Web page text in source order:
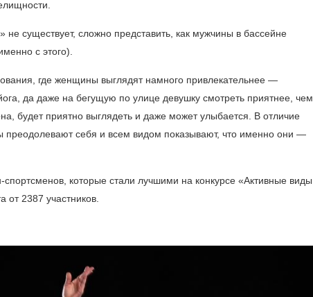
не существует, сложно представить, как мужчины в бассейне
с этого).
где женщины выглядят намного привлекательнее —
да даже на бегущую по улице девушку смотреть приятнее, чем
будет приятно выглядеть и даже может улыбается. В отличие
преодолевают себя и всем видом показывают, что именно они —
которые стали лучшими на конкурсе «Активные виды
от 2387 участников.